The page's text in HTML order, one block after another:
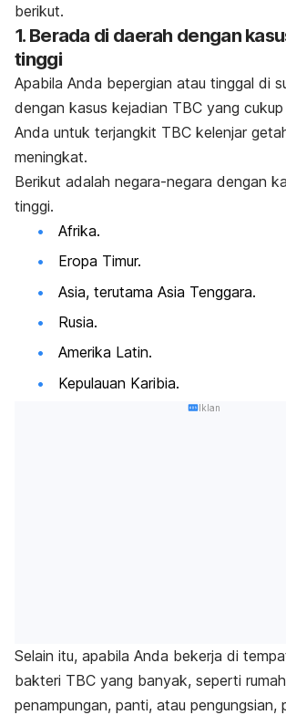
berikut.
1. Berada di daerah dengan
tinggi
Apabila Anda bepergian atau tinggal di
dengan kasus kejadian TBC yang
Anda untuk terjangkit TBC kelenjar
meningkat.
Berikut adalah negara-negara dengan
tinggi.
Afrika.
Eropa Timur.
Asia, terutama Asia Tenggara.
Rusia.
Amerika Latin.
Kepulauan Karibia.
Iklan
Selain itu, apabila Anda bekerja di
bakteri TBC yang banyak, seperti
penampungan, panti, atau pengungsian,